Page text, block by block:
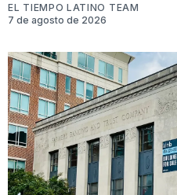
EL TIEMPO LATINO TEAM
7 de agosto de 2026